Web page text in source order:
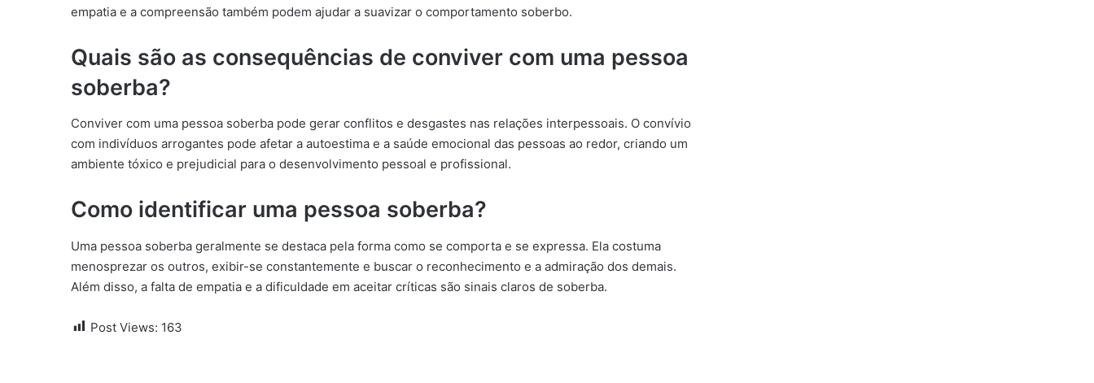
empatia e a compreensão também podem ajudar a suavizar o comportamento soberbo.
Quais são as consequências de conviver com uma pessoa
soberba?
Conviver com uma pessoa soberba pode gerar conflitos e desgastes nas relações interpessoais. O convívio
com indivíduos arrogantes pode afetar a autoestima e a saúde emocional das pessoas ao redor, criando um
ambiente tóxico e prejudicial para o desenvolvimento pessoal e profissional.
Como identificar uma pessoa soberba?
Uma pessoa soberba geralmente se destaca pela forma como se comporta e se expressa. Ela costuma
menosprezar os outros, exibir-se constantemente e buscar o reconhecimento e a admiração dos demais.
Além disso, a falta de empatia e a dificuldade em aceitar críticas são sinais claros de soberba.
Post Views: 163